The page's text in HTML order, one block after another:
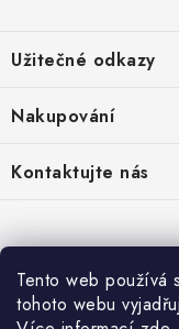
Tento web používá
tohoto webu
p
a
Užitečné odkazy
Obchodní podmínky
Provizní systém
Partner stránek: Super
Nakupování
Časté otázky
Podmínky akce 2 + 1
Kontaktujte nás